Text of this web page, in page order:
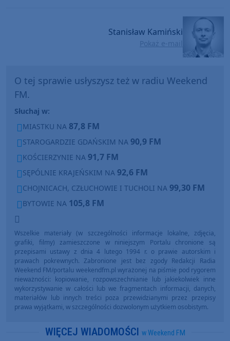
Stanisław Kamiński
Pokaż e-mail
O tej sprawie usłyszysz też w radiu Weekend
FM.
Słuchaj w:
MIASTKU NA 87,8 FM
STAROGARDZIE GDAŃSKIM NA 90,9 FM
KOŚCIERZYNIE NA 91,7 FM
SĘPÓLNIE KRAJEŃSKIM NA 92,6 FM
CHOJNICACH, CZŁUCHOWIE I TUCHOLI NA 99,30 FM
BYTOWIE NA 105,8 FM
Wszelkie materiały (w szczególności informacje lokalne, zdjęcia,
grafiki, filmy) zamieszczone w niniejszym Portalu chronione są
przepisami ustawy z dnia 4 lutego 1994 r. o prawie autorskim i
prawach pokrewnych. Zabronione jest bez zgody Redakcji Radia
Weekend FM/portalu weekendfm.pl wyrażonej na piśmie pod rygorem
nieważności: kopiowanie, rozpowszechnianie lub jakiekolwiek inne
wykorzystywanie w całości lub we fragmentach informacji, danych,
materiałów lub innych treści poza przewidzianymi przez przepisy
prawa wyjątkami, w szczególności dozwolonym użytkiem osobistym.
WIĘCEJ WIADOMOŚCI w Weekend FM